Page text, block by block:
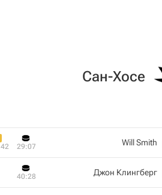
Сан-Хосе
Will Smith
29:07
Джон Клингберг
40:28